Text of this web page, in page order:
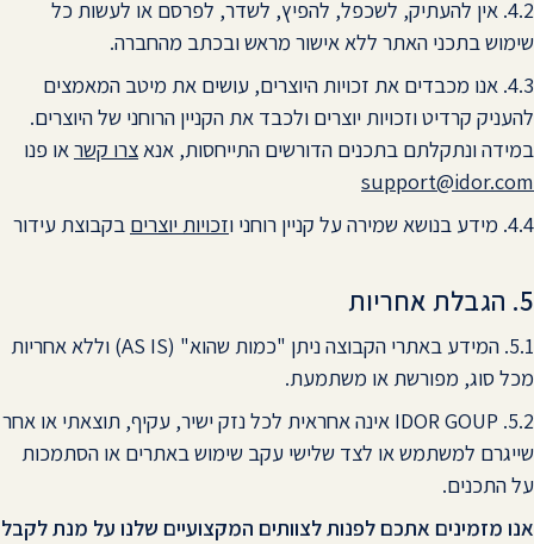
4.2. אין להעתיק, לשכפל, להפיץ, לשדר, לפרסם או לעשות כל
שימוש בתכני האתר ללא אישור מראש ובכתב מהחברה.
4.3. אנו מכבדים את זכויות היוצרים, עושים את מיטב המאמצים
להעניק קרדיט וזכויות יוצרים ולכבד את הקניין הרוחני של היוצרים.
במידה ונתקלתם בתכנים הדורשים התייחסות, אנאצרו קשראו פנו
support@idor.com
4.4. מידע בנושא שמירה על קניין רוחני ו
זכויות יוצרים בקבוצת עידור
5. הגבלת אחריות
5.1. המידע באתרי הקבוצה ניתן "כמות שהוא" (AS IS) וללא אחריות
מכל סוג, מפורשת או משתמעת.
5.2. IDOR GOUP אינה אחראית לכל נזק ישיר, עקיף, תוצאתי או אחר
שייגרם למשתמש או לצד שלישי עקב שימוש באתרים או הסתמכות
על התכנים.
אנו מזמינים אתכם לפנות לצוותים המקצועיים שלנו על מנת לקבל